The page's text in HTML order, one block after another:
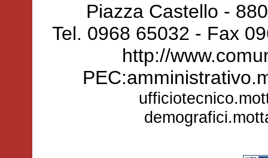
Piazza Castello -
Tel. 0968 65032 - Fax
http://